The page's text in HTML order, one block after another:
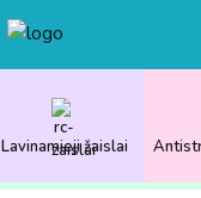
Lavinamieji žaislai